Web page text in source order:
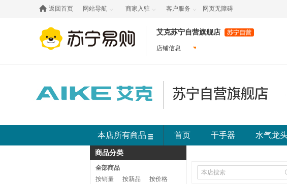
 返回首页 网站导航  商家入驻  客户服务  网页无障碍
艾克苏宁自营旗舰店
店铺信息
本店所有商品 首页 干手器 水气龙
商品分类
全部商品
按销量
按新品 按价格